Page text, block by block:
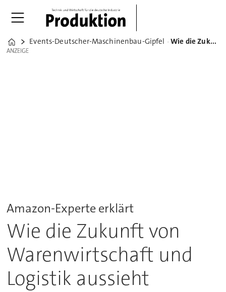
Home
Events-Deutscher-Maschinenbau-Gipfel Wie die Zukunft von Warenwirtschaft und Logistik aussieht
ANZEIGE
ANZEIGE
Amazon-Experte erklärt
Wie die Zukunft von
Warenwirtschaft und
Logistik aussieht